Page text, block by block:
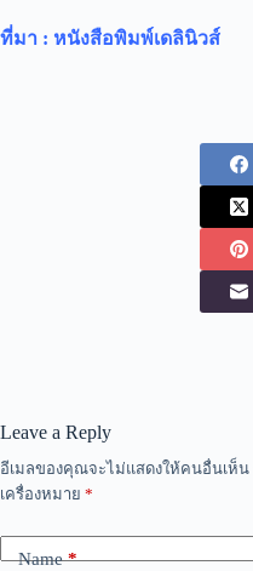
ที่มา : หนังสือพิมพ์เดลินิวส์
Leave a Reply
อีเมลของคุณจะไม่แสดงให้คนอื่นเห็น
เครื่องหมาย *
Name*